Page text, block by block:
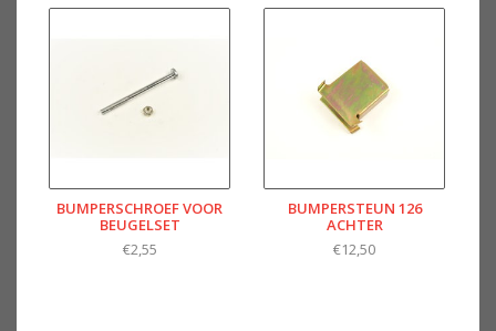
BUMPERSCHROEF VOOR
BEUGELSET
€2,55
BUMPERSTEUN 126
ACHTER
€12,50